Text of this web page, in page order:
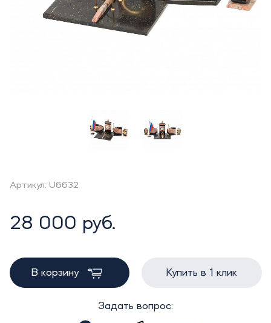
Артикул: U6632
28 000 руб.
В корзину Купить в 1 клик
Задать вопрос: